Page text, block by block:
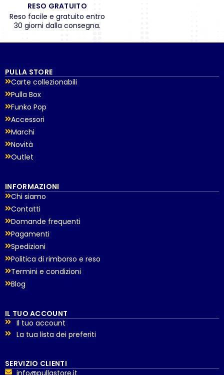
RESO GRATUITO
Reso facile e gratuito entro
30 giorni dalla consegna.
PULLA STORE
Carte collezionabili
Pulla Box
Funko Pop
Accessori
Marchi
Novità
Outlet
INFORMAZIONI
Chi siamo
Contatti
Domande frequenti
Pagamenti
Spedizioni
Politica di rimborso e reso
Termini e condizioni
Blog
IL TUO ACCOUNT
Il tuo account
La tua lista dei preferiti
SERVIZIO CLIENTI
info@pullastore.it